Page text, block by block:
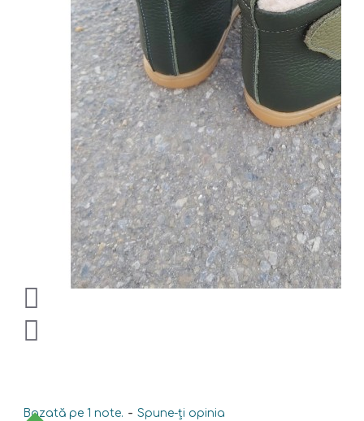
Bazată pe 1 note. - Spune-ţi opinia